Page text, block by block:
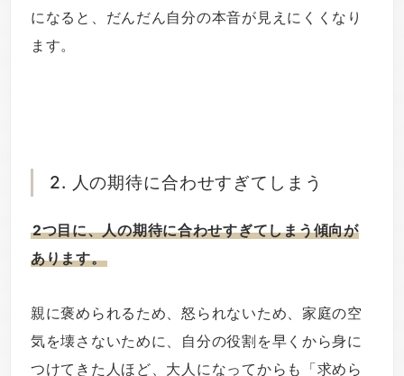
になると、だんだん自分の本音が見えにくくなり
ます。
2. 人の期待に合わせすぎてしまう
2つ目に、人の期待に合わせすぎてしまう傾向が
あります。
親に褒められるため、怒られないため、家庭の空
気を壊さないために、自分の役割を早くから身に
つけてきた人ほど、大人になってからも「求めら